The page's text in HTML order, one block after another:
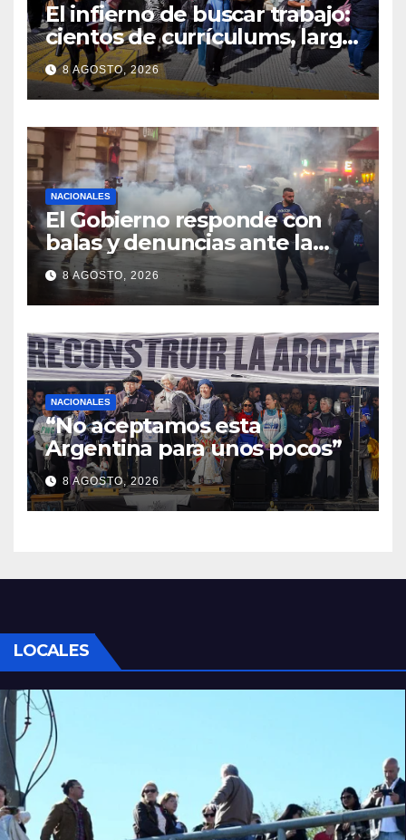
El infierno de buscar trabajo:
cientos de currículums, larga
espera y menos puestos
registrados
8 AGOSTO, 2026
NACIONALES
El Gobierno responde con
balas y denuncias ante la
protesta
8 AGOSTO, 2026
NACIONALES
“No aceptamos esta
Argentina para unos pocos”
8 AGOSTO, 2026
LOCALES